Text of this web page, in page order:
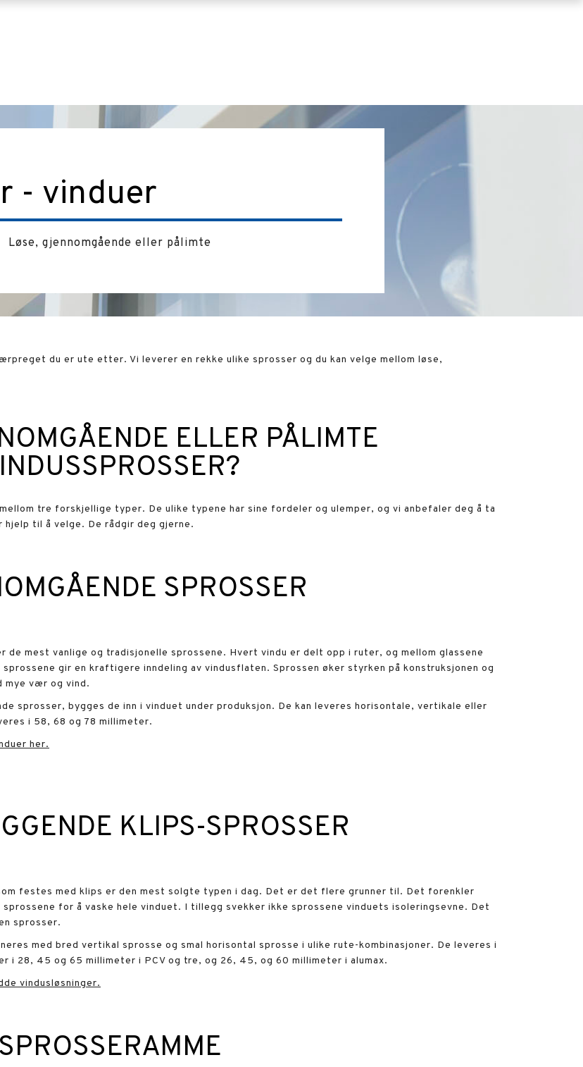
- vinduer
Løse, gjennomgående eller pålimte
du er ute etter. Vi leverer en rekke ulike sprosser og du kan velge mellom løse,
ELLER PÅLIMTE
tre forskjellige typer. De ulike typene har sine fordeler og ulemper, og vi anbefaler deg å ta
til å velge. De rådgir deg gjerne.
SPROSSER
de mest vanlige og tradisjonelle sprossene. Hvert vindu er delt opp i ruter, og mellom glassene
gir en kraftigere inndeling av vindusflaten. Sprossen øker styrken på konstruksjonen og
mye vær og vind.
sprosser, bygges de inn i vinduet under produksjon. De kan leveres horisontale, vertikale eller
i 58, 68 og 78 millimeter.
her.
KLIPS-SPROSSER
festes med klips er den mest solgte typen i dag. Det er det flere grunner til. Det forenkler
sprossene for å vaske hele vinduet. I tillegg svekker ikke sprossene vinduets isoleringsevne. Det
sprosser.
med bred vertikal sprosse og smal horisontal sprosse i ulike rute-kombinasjoner. De leveres i
i 28, 45 og 65 millimeter i PCV og tre, og 26, 45, og 60 millimeter i alumax.
vindusløsninger.
SPROSSERAMME